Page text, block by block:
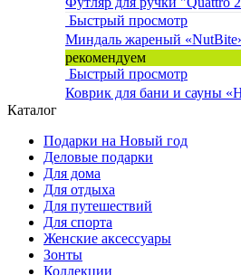
Быстрый просмотр
Миндаль жареный
рекомендуем
Быстрый просмотр
Коврик для бани и сауны
Каталог
Подарки на Новый год
Деловые подарки
Для дома
Для отдыха
Для путешествий
Для спорта
Женские аксессуары
Зонты
Коллекции